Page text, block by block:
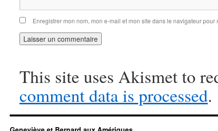
Enregistrer mon nom, mon e-mail et mon site dans le navigateur
This site uses Akismet to
comment data is processed.